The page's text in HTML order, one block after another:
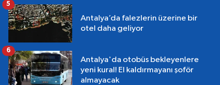
Antalya’da falezlerin üzerine bir
otel daha geliyor
5
Antalya'da otobüs bekleyenlere
yeni kural! El kaldırmayanı şoför
almayacak
6